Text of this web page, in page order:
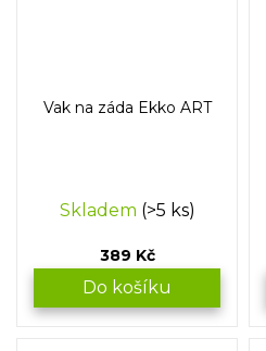
Vak na záda Ekko ART
Skladem (>5 ks)
389 Kč
Do košíku